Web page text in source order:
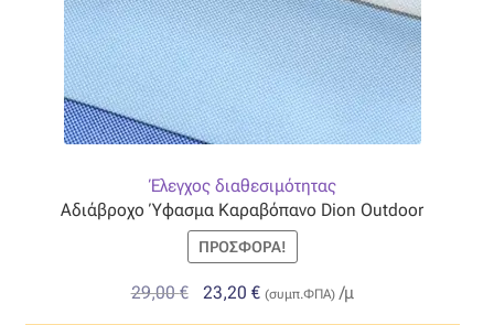
προϊόντος
Έλεγχος διαθεσιμότητας
Αδιάβροχο Ύφασμα Καραβόπανο Dion Outdoor
ΠΡΟΣΦΟΡΆ!
29,00€
Original
23,20€Η(συμπ.ΦΠΑ) /μ